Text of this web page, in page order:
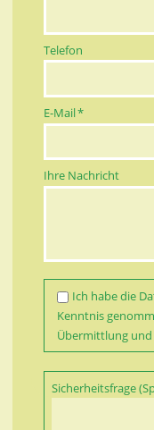
Telefon
Pflichtfeld
E-Mail*
Ihre Nachricht
Ich habe die
Kenntnis
Übermittlung
Pflichtfeld
Sicherheitsfrage